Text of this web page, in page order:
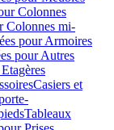
Colonnes
Colonnes mi-
pour Armoires
pour Autres
Casiers et
Tableaux